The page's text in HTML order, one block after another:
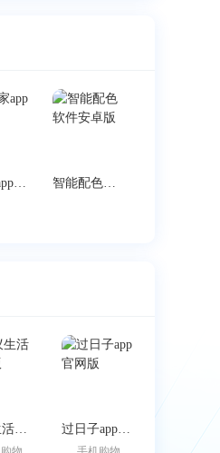
网家家app苹果版 智能配色软件安卓版
火蚁生活官方版 过日子app官网版